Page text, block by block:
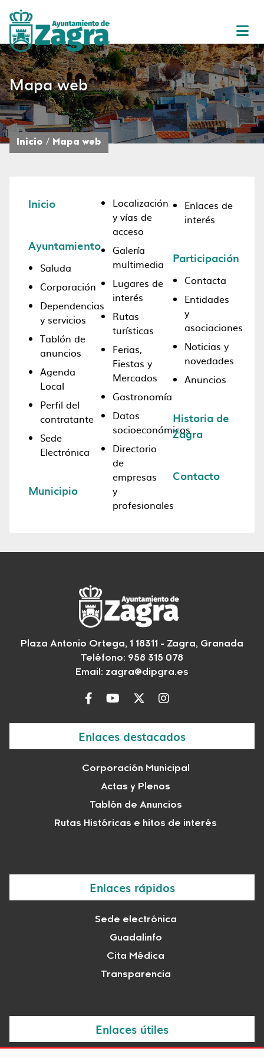
Mapa web
Inicio Mapa web
Inicio
Ayuntamiento
Saluda
Corporación
Dependencias
y servicios
Tablón de
anuncios
Agenda
Local
Perfil del
contratante
Sede
Electrónica
Municipio
Localización
y vías de
acceso
Galería
multimedia
Lugares de
interés
Rutas
turísticas
Ferias,
Fiestas y
Mercados
Gastronomía
Datos
socioeconómicos
Directorio
de
empresas
y
profesionales
Enlaces de
interés
Participación
Contacta
Entidades
y
asociaciones
Noticias y
novedades
Anuncios
Historia de
Zagra
Contacto
Plaza Antonio Ortega, 1 18311 - Zagra, Granada
Teléfono: 958 315 078
Email: zagra@dipgra.es
Enlaces destacados
Corporación Municipal
Actas y Plenos
Tablón de Anuncios
Rutas Históricas e hitos de interés
Enlaces rápidos
Sede electrónica
Guadalinfo
Cita Médica
Transparencia
Enlaces útiles